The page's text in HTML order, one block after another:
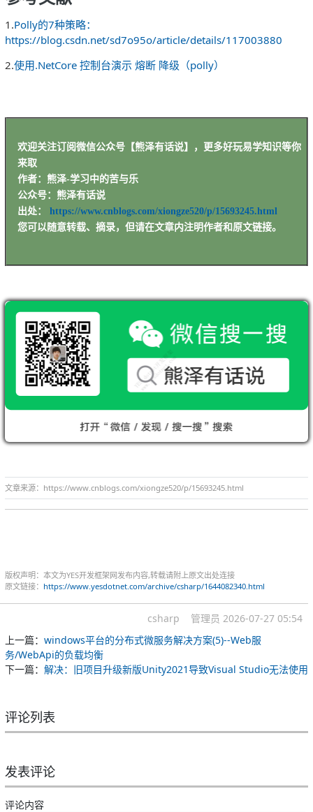
1.Polly的7种策略：
https://blog.csdn.net/sd7o95o/article/details/117003880
2.使用.NetCore 控制台演示 熔断 降级（polly）
欢迎关注订阅微信公众号【熊泽有话说】，更多好玩易学知识等你
来取
作者：熊泽-学习中的苦与乐
公众号：熊泽有话说
出处： https://www.cnblogs.com/xiongze520/p/15693245.html
您可以随意转载、摘录，但请在文章内注明作者和原文链接。
文章来源：https://www.cnblogs.com/xiongze520/p/15693245.html
版权声明：本文为YES开发框架网发布内容,转载请附上原文出处连接
原文链接： https://www.yesdotnet.com/archive/csharp/1644082340.html
csharp 管理员 2026-07-27 05:54
上一篇： windows平台的分布式微服务解决方案(5)--Web服
务/WebApi的负载均衡
下一篇： 解决：旧项目升级新版Unity2021导致Visual Studio无法使用
评论列表
发表评论
评论内容